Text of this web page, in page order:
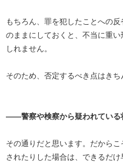
もちろん、罪を犯したことへの
のままにしておくと、不当に重
しれません。
そのため、否定するべき点はきち
――警察や検察から疑われている
その通りだと思います。だから
されたりした場合は、できるだ